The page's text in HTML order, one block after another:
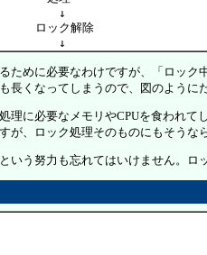
　　　　　　　↓
　　　　ロック解除
めに必要なわけですが、「ロック
くなってしまうので、図のように
に必要なメモリやCPUを食われて
、ロック処理そのものにもそうな
う努力も忘れてはいけません。ロ